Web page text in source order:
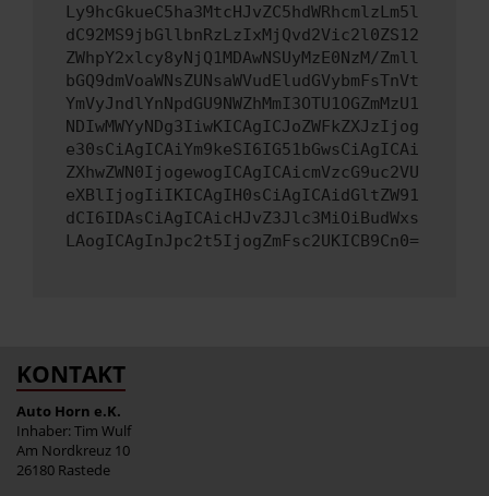
Ly9hcGkueC5ha3MtcHJvZC5hdWRhcmlzLm5l
dC92MS9jbGllbnRzLzIxMjQvd2Vic2l0ZS12
ZWhpY2xlcy8yNjQ1MDAwNSUyMzE0NzM/Zmll
bGQ9dmVoaWNsZUNsaWVudEludGVybmFsTnVt
YmVyJndlYnNpdGU9NWZhMmI3OTU1OGZmMzU1
NDIwMWYyNDg3IiwKICAgICJoZWFkZXJzIjog
e30sCiAgICAiYm9keSI6IG51bGwsCiAgICAi
ZXhwZWN0IjogewogICAgICAicmVzcG9uc2VU
eXBlIjogIiIKICAgIH0sCiAgICAidGltZW91
dCI6IDAsCiAgICAicHJvZ3Jlc3MiOiBudWxs
LAogICAgInJpc2t5IjogZmFsc2UKICB9Cn0=
KONTAKT
Auto Horn e.K.
Inhaber: Tim Wulf
Am Nordkreuz 10
26180 Rastede